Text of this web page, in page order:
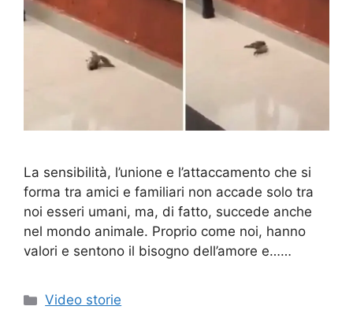
La sensibilità, l’unione e l’attaccamento che si
forma tra amici e familiari non accade solo tra
noi esseri umani, ma, di fatto, succede anche
nel mondo animale. Proprio come noi, hanno
valori e sentono il bisogno dell’amore e……
Categorie
Video storie